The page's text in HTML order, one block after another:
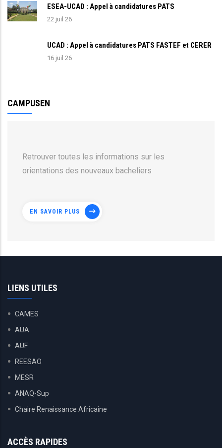
ESEA-UCAD : Appel à candidatures PATS
22 juil 26
UCAD : Appel à candidatures PATS FASTEF et CERER
16 juil 26
CAMPUSEN
Retrouver toutes les informations sur les
orientations des nouveaux bacheliers
EN SAVOIR PLUS
LIENS UTILES
CAMES
AUA
AUF
REESAO
MESR
ANAQ-Sup
Chaire Renaissance Africaine
ACCÈS RAPIDES